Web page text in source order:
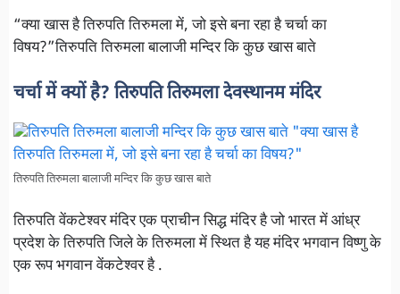
“क्या खास है तिरुपति तिरुमला में, जो इसे बना रहा है चर्चा का
विषय?”तिरुपति तिरुमला बालाजी मन्दिर कि कुछ खास बाते
चर्चा में क्यों है? तिरुपति तिरुमला देवस्थानम मंदिर
तिरुपति तिरुमला बालाजी मन्दिर कि कुछ खास बाते
तिरुपति वेंकटेश्वर मंदिर एक प्राचीन सिद्ध मंदिर है जो भारत में आंध्र
प्रदेश के तिरुपति जिले के तिरुमला में स्थित है यह मंदिर भगवान विष्णु के
एक रूप भगवान वेंकटेश्वर है .